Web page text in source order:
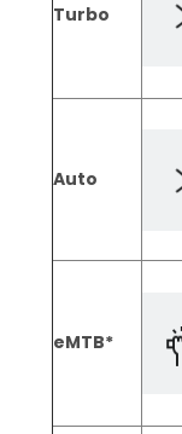
Turbo
Auto
eMTB*